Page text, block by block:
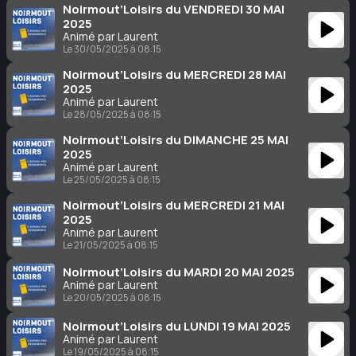
Noirmout’Loisirs du VENDREDI 30 MAI
2025
Animé par Laurent
Le 30/05/2025 à 08:15
Noirmout’Loisirs du MERCREDI 28 MAI
2025
Animé par Laurent
Le 28/05/2025 à 08:15
Noirmout’Loisirs du DIMANCHE 25 MAI
2025
Animé par Laurent
Le 25/05/2025 à 08:15
Noirmout’Loisirs du MERCREDI 21 MAI
2025
Animé par Laurent
Le 21/05/2025 à 08:15
Noirmout’Loisirs du MARDI 20 MAI 2025
Animé par Laurent
Le 20/05/2025 à 08:15
Noirmout’Loisirs du LUNDI 19 MAI 2025
Animé par Laurent
Le 19/05/2025 à 08:15